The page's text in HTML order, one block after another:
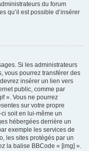
du forum
qu’il est possible d’insérer
Si les administrateurs
vous pourrez transférer des
insérer un lien vers
public, comme par
». Vous ne pourrez
sur votre propre
soit en lui-même un
hébergées derrière un
exemple les services de
les sites protégés par un
la balise BBCode « [img] ».